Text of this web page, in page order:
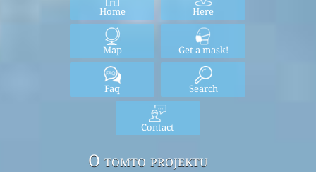
Home Here
Map Get a mask!
Faq Search
Contact
O tomto projektu